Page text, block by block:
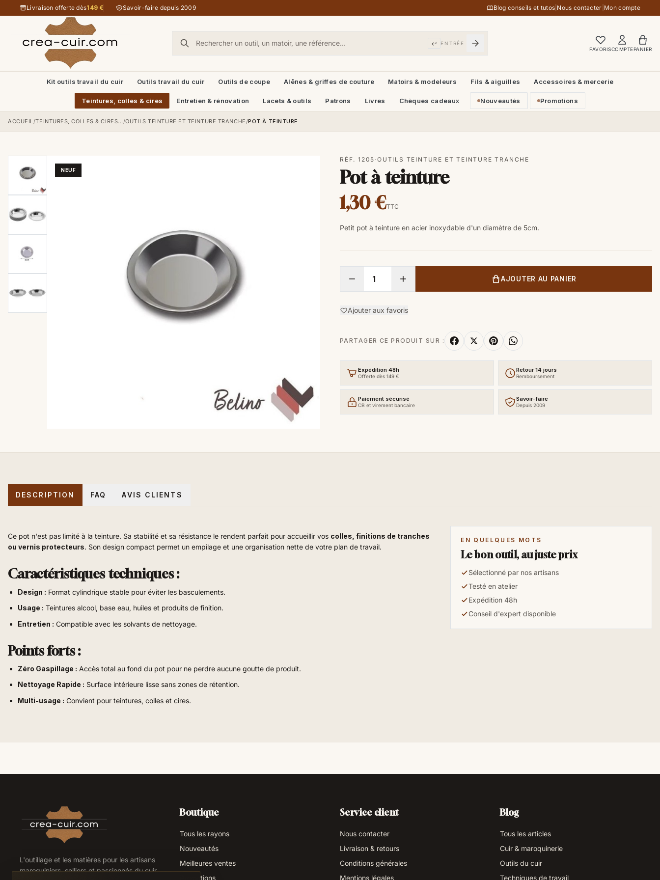
Aller au contenu
Livraison offerte dès149 € Savoir-faire depuis 2009 Blog conseils et tutos Nous contacter Mon compte
ENTRÉE
FAVORISCOMPTEPANIER
Kit outils travail du cuir Outils travail du cuir Outils de coupe Alênes & griffes de couture Matoirs & modeleurs Fils & aiguilles Accessoires & mercerie
Teintures, colles & cires Entretien & rénovation Lacets & outils Patrons Livres Chèques cadeaux Nouveautés Promotions
ACCUEIL/TEINTURES, COLLES & CIRES.../OUTILS TEINTURE ET TEINTURE TRANCHE/POT À TEINTURE
NEUF
RÉF. 1205 ·OUTILS TEINTURE ET TEINTURE TRANCHE
Pot à teinture
1,30 €TTC
Petit pot à teinture en acier inoxydable d'un diamètre de 5cm.
AJOUTER AU PANIER
Ajouter aux favoris
PARTAGER CE PRODUIT SUR :
Expédition 48h
Offerte dès 149 €
Retour 14 jours
Remboursement
Paiement sécurisé
CB et virement bancaire
Savoir-faire
Depuis 2009
DESCRIPTION FAQ AVIS CLIENTS
Ce pot n'est pas limité à la teinture. Sa stabilité et sa résistance le rendent parfait pour accueillir vos colles, finitions de tranches
ou vernis protecteurs. Son design compact permet un empilage et une organisation nette de votre plan de travail.
Caractéristiques techniques :
Design : Format cylindrique stable pour éviter les basculements.
Usage : Teintures alcool, base eau, huiles et produits de finition.
Entretien : Compatible avec les solvants de nettoyage.
Points forts :
Zéro Gaspillage : Accès total au fond du pot pour ne perdre aucune goutte de produit.
Nettoyage Rapide : Surface intérieure lisse sans zones de rétention.
Multi-usage : Convient pour teintures, colles et cires.
EN QUELQUES MOTS
Le bon outil, au juste prix
Sélectionné par nos artisans
Testé en atelier
Expédition 48h
Conseil d'expert disponible
L'outillage et les matières pour les artisans
maroquiniers, selliers et passionnés du cuir.
Boutique
Tous les rayons
Nouveautés
Meilleures ventes
Promotions
Service client
Nous contacter
Livraison & retours
Conditions générales
Mentions légales
Blog
Tous les articles
Cuir & maroquinerie
Outils du cuir
Techniques de travail